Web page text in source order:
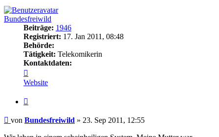
Bundesfreiwild
Beiträge: 1946
Registriert: 17. Jan 2011, 08:48
Behörde:
Tätigkeit: Telekomikerin
Kontaktdaten:
von
Bundesfreiwild
Website
Beitrag
von Bundesfreiwild » 23. Sep 2011, 12:55